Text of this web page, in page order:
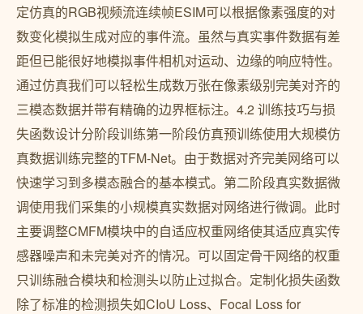
定仿真的RGB视频流连续帧ESIM可以根据像素强度的对
数变化模拟生成对应的事件流。虽然与真实事件数据有差
距但已能很好地模拟事件相机对运动、边缘的响应特性。
通过仿真我们可以轻松生成数万张在像素级别完美对齐的
三模态数据并带有精确的边界框标注。4.2 训练技巧与损
失函数设计分阶段训练第一阶段仿真预训练使用大规模仿
真数据训练完整的TFM-Net。由于数据对齐完美网络可以
快速学习到多模态融合的基本模式。第二阶段真实数据微
调使用我们采集的小规模真实数据对网络进行微调。此时
主要调整CMFM模块中的自适应权重网络使其适应真实传
感器噪声和未完美对齐的情况。可以固定骨干网络的权重
只训练融合模块和检测头以防止过拟合。定制化损失函数
除了标准的检测损失如CIoU Loss、Focal Loss for